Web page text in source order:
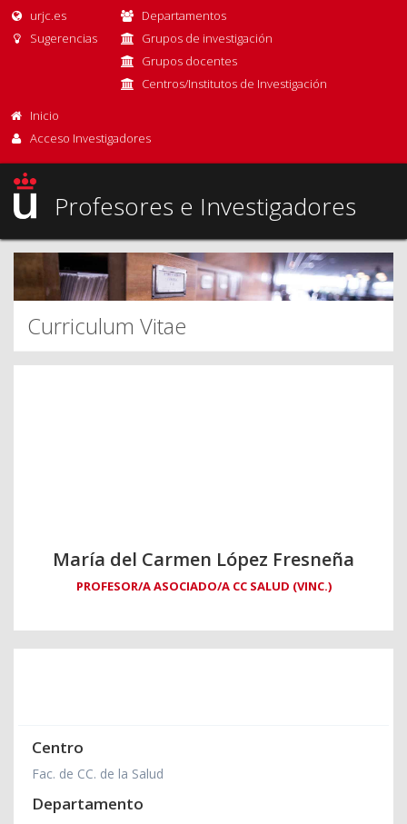
urjc.es
Sugerencias
Departamentos
Grupos de investigación
Grupos docentes
Centros/Institutos de Investigación
Inicio
Acceso Investigadores
Profesores e Investigadores
Curriculum Vitae
María del Carmen López Fresneña
PROFESOR/A ASOCIADO/A CC SALUD (VINC.)
Centro
Fac. de CC. de la Salud
Departamento